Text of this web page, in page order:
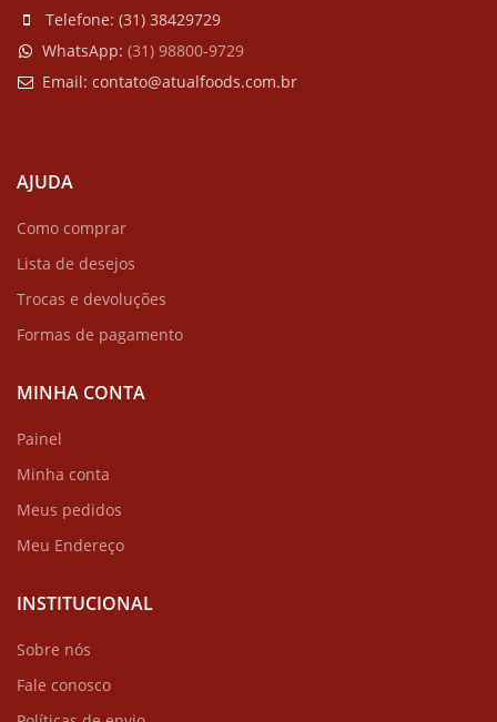
Telefone: (31) 38429729
WhatsApp: (31) 98800-9729
Email: contato@atualfoods.com.br
AJUDA
Como comprar
Lista de desejos
Trocas e devoluções
Formas de pagamento
MINHA CONTA
Painel
Minha conta
Meus pedidos
Meu Endereço
INSTITUCIONAL
Sobre nós
Fale conosco